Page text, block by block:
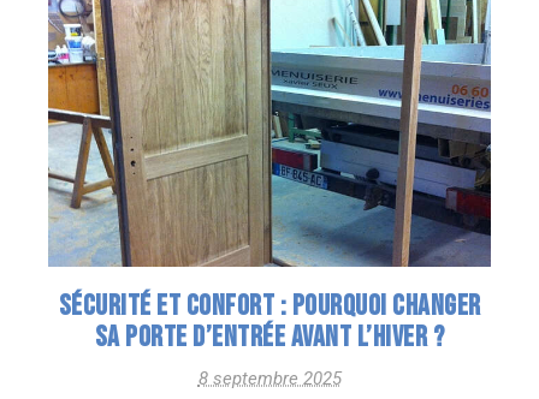
SÉCURITÉ ET CONFORT : POURQUOI CHANGER
SA PORTE D’ENTRÉE AVANT L’HIVER ?
8 septembre 2025